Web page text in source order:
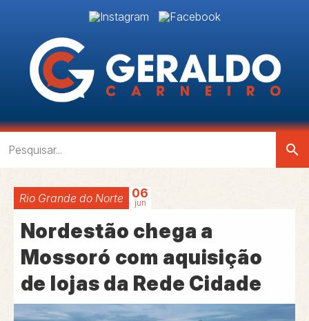
search
Rio Grande do Norte 06
jun
Nordestão chega a
Mossoró com aquisição
de lojas da Rede Cidade